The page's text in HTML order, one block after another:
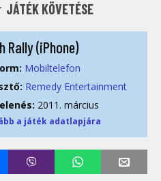
JÁTÉK KÖVETÉSE
Rally (iPhone)
Mobiltelefon
Remedy Entertainment
2011. március
a játék adatlapjára